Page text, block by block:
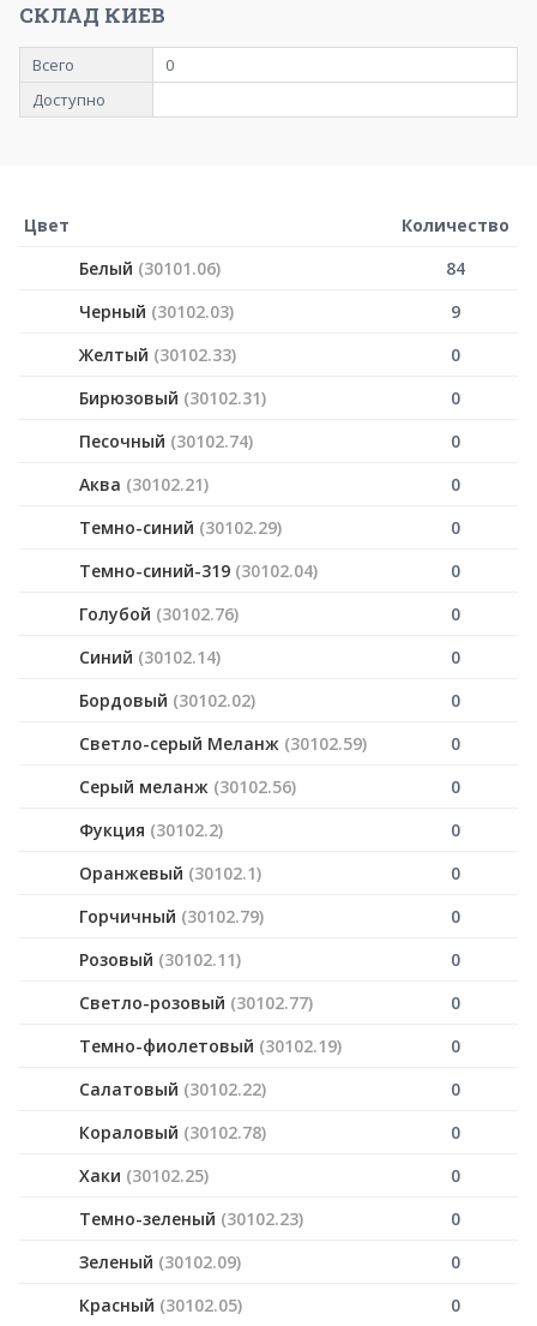
СКЛАД КИЕВ
Всего
0
Доступно
Цвет
Количество
Белый (30101.06)
84
Черный (30102.03)
9
Желтый (30102.33)
0
Бирюзовый (30102.31)
0
Песочный (30102.74)
0
Аква (30102.21)
0
Темно-синий (30102.29)
0
Темно-синий-319 (30102.04)
0
Голубой (30102.76)
0
Синий (30102.14)
0
Бордовый (30102.02)
0
Светло-серый Меланж (30102.59)
0
Серый меланж (30102.56)
0
Фукция (30102.2)
0
Оранжевый (30102.1)
0
Горчичный (30102.79)
0
Розовый (30102.11)
0
Светло-розовый (30102.77)
0
Темно-фиолетовый (30102.19)
0
Салатовый (30102.22)
0
Кораловый (30102.78)
0
Хаки (30102.25)
0
Темно-зеленый (30102.23)
0
Зеленый (30102.09)
0
Красный (30102.05) 0